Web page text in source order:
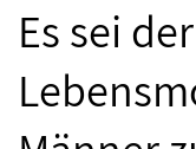
Es sei